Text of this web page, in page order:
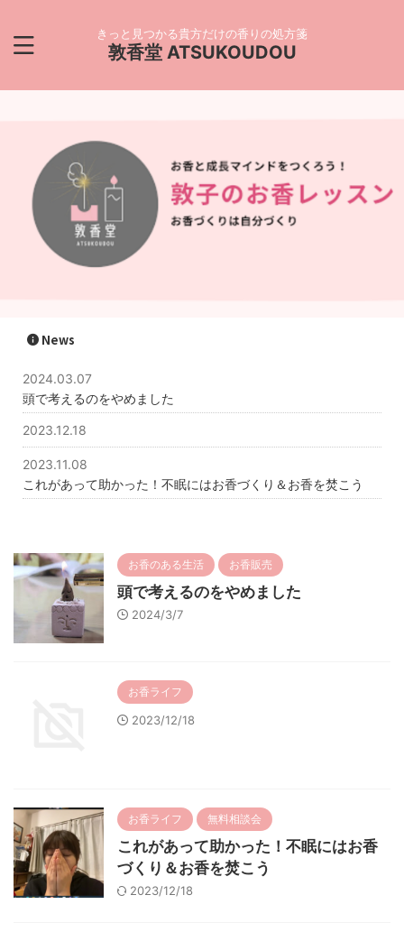
きっと見つかる貴方だけの香りの処方箋
敦香堂 ATSUKOUDOU
News
2024.03.07
頭で考えるのをやめました
2023.12.18
2023.11.08
これがあって助かった！不眠にはお香づくり＆お香を焚こう
お香のある生活 お香販売
頭で考えるのをやめました
2024/3/7
お香ライフ
2023/12/18
お香ライフ 無料相談会
これがあって助かった！不眠にはお香
づくり＆お香を焚こう
2023/12/18